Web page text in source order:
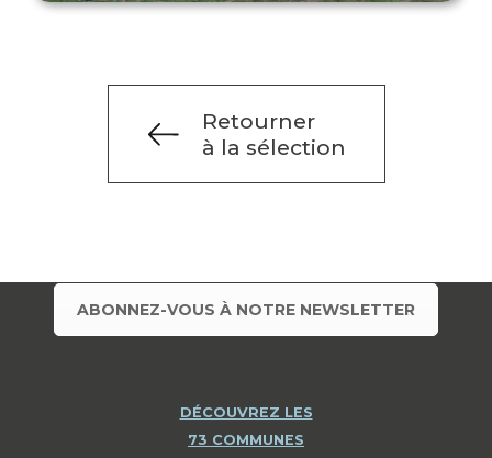
Retourner
à la sélection
ABONNEZ-VOUS À NOTRE NEWSLETTER
DÉCOUVREZ LES
73 COMMUNES